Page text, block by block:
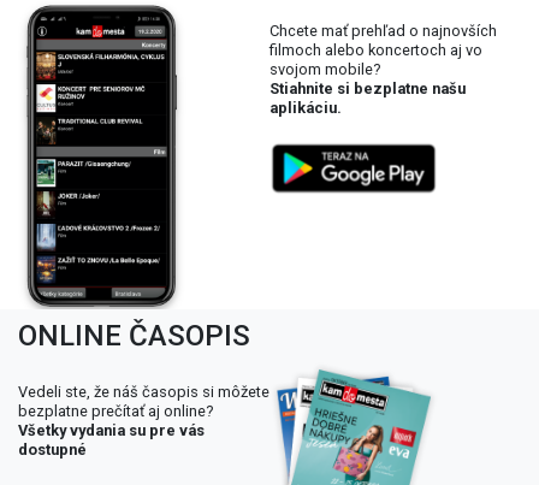
Chcete mať prehľad o najnovších
filmoch alebo koncertoch aj vo
svojom mobile?
Stiahnite si bezplatne našu
aplikáciu.
ONLINE ČASOPIS
Vedeli ste, že náš časopis si môžete
bezplatne prečítať aj online?
Všetky vydania su pre vás
dostupné